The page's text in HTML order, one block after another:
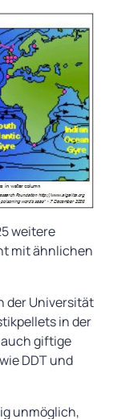
weitere
mit ähnlichen
der Universität
in der
giftige
DDT und
unmöglich,